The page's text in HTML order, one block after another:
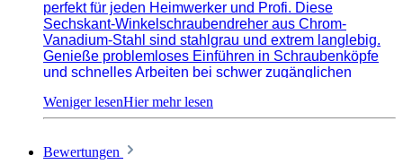
perfekt für jeden Heimwerker und Profi. Diese
Sechskant-Winkelschraubendreher aus Chrom-
Vanadium-Stahl sind stahlgrau und extrem langlebig.
Genieße problemloses Einführen in Schraubenköpfe
und schnelles Arbeiten bei schwer zugänglichen
enthalten: 1,5; 2; 2,2; 3; 4; 5; 6; 8; 10 mm.
Bewertungen